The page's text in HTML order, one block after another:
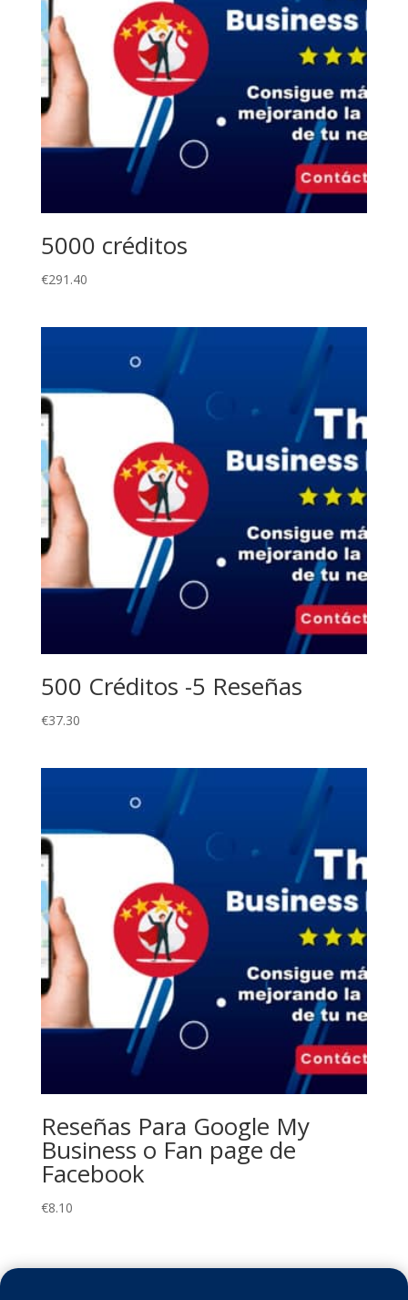
5000 créditos
€291.40
500 Créditos -5 Reseñas
€37.30
Reseñas Para Google My
Business o Fan page de
Facebook
€8.10